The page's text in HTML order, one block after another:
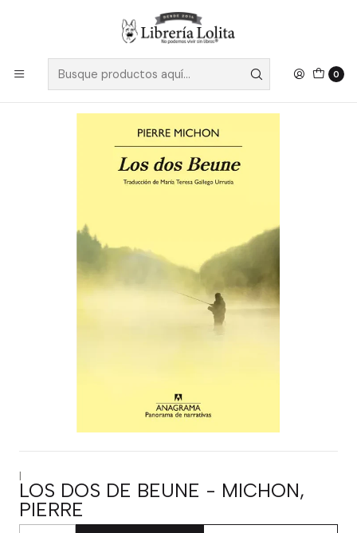
0
Despacho a todo Chile
Los Dos De Beune - Michon, Pierre
|
LOS DOS DE BEUNE - MICHON,
PIERRE